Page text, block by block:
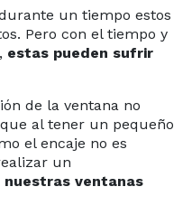
un tiempo estos
Pero con el tiempo y
estas pueden sufrir
de la ventana no
al tener un pequeño
el encaje no es
un
ventanas